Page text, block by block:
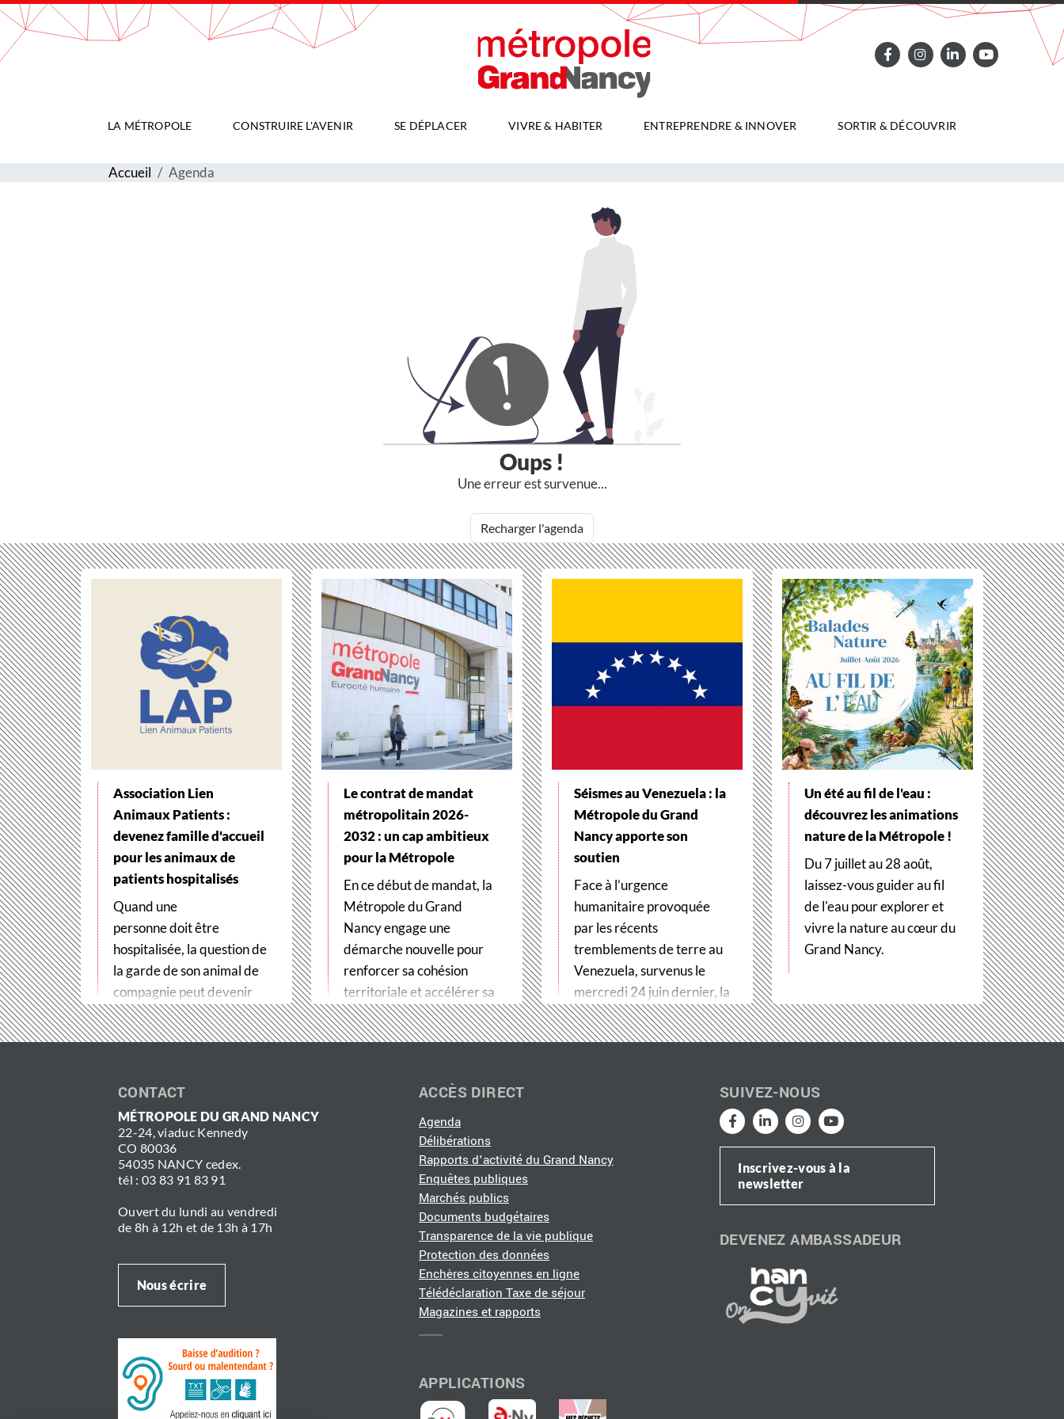
Gestion de vos préférences sur les cookies
LA MÉTROPOLE CONSTRUIRE L'AVENIR SE DÉPLACER VIVRE & HABITER ENTREPRENDRE & INNOVER SORTIR & DÉCOUVRIR
Accueil Agenda
Oups !
Une erreur est survenue...
Recharger l'agenda
Association Lien
Animaux Patients :
devenez famille d'accueil
pour les animaux de
patients hospitalisés
Quand une
personne doit être
hospitalisée, la question de
la garde de son animal de
compagnie peut devenir
un véritable frein
aux soins. Pour…
Le contrat de mandat
métropolitain 2026-
2032 : un cap ambitieux
pour la Métropole
En ce début de mandat, la
Métropole du Grand
Nancy engage une
démarche nouvelle pour
renforcer sa cohésion
territoriale et accélérer sa
transformation…
Séismes au Venezuela : la
Métropole du Grand
Nancy apporte son
soutien
Face à l’urgence
humanitaire provoquée
par les récents
tremblements de terre au
Venezuela, survenus le
mercredi 24 juin dernier, la
Métropole du Grand…
Un été au fil de l'eau :
découvrez les animations
nature de la Métropole !
Du 7 juillet au 28 août,
laissez-vous guider au fil
de l'eau pour explorer et
vivre la nature au cœur du
Grand Nancy.
CONTACT
MÉTROPOLE DU GRAND NANCY
22-24, viaduc Kennedy
CO 80036
54035 NANCY cedex.
tél : 03 83 91 83 91
Ouvert du lundi au vendredi
de 8h à 12h et de 13h à 17h
Nous écrire
ACCÈS DIRECT
Agenda
Délibérations
Rapports d'activité du Grand Nancy
Enquêtes publiques
Marchés publics
Documents budgétaires
Transparence de la vie publique
Protection des données
Enchères citoyennes en ligne
Télédéclaration Taxe de séjour
Magazines et rapports
APPLICATIONS
SUIVEZ-NOUS
Inscrivez-vous à la
newsletter
DEVENEZ AMBASSADEUR